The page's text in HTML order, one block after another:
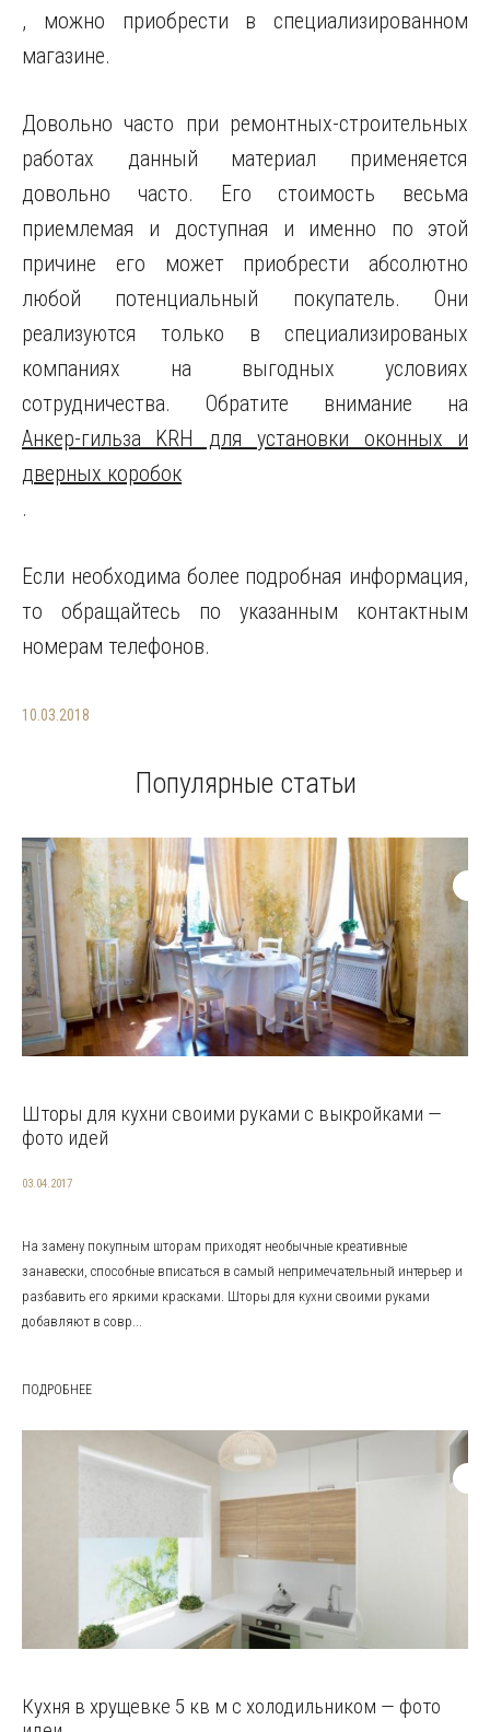
, можно приобрести в специализированном
магазине.
Довольно часто при ремонтных-строительных
работах данный материал применяется
довольно часто. Его стоимость весьма
приемлемая и доступная и именно по этой
причине его может приобрести абсолютно
любой потенциальный покупатель. Они
реализуются только в специализированых
компаниях на выгодных условиях
сотрудничества. Обратите внимание на
Анкер-гильза KRH для установки оконных и
дверных коробок
.
Если необходима более подробная информация,
то обращайтесь по указанным контактным
номерам телефонов.
10.03.2018
Популярные статьи
Шторы для кухни своими руками с выкройками —
фото идей
03.04.2017
На замену покупным шторам приходят необычные креативные
занавески, способные вписаться в самый непримечательный интерьер и
разбавить его яркими красками. Шторы для кухни своими руками
добавляют в совр...
ПОДРОБНЕЕ
Кухня в хрущевке 5 кв м с холодильником — фото